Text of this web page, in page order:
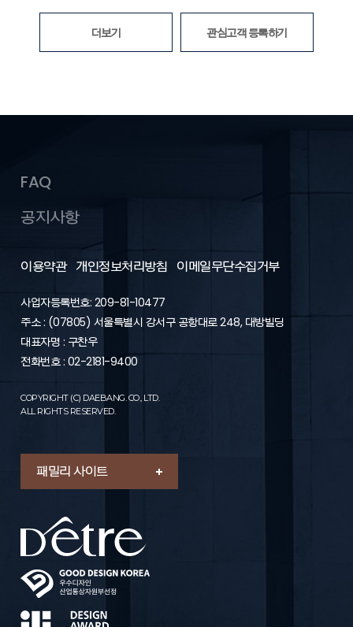
보 형태의 글, 사진, 동영상 및 각종 파일과 링크 등을
- “해지”라 함은 회사 또는 회원이 서비스 개통 이후 이용계약을
해약하는 것을 말합니다.
제5조 (이용신청)
1. “회원”이 되고자 하는 자(이하 “가입신청자”)는 홈페이지 상의
청하여야 합니다.
의하십니까”라는 물음에 “동의”를 누르면, 본 약관에 동의하는 것
으로 간주됩니다.
1. “회사”는 “가입신청자”의 신청에 대하여 “서비스” 이용을 승낙
함을 원칙으로 합니다. 다만, “회사”는 다음 각 호에 해당하는 신
청에 대하여는 승낙을 하지 않거나 사후에 이용계약을
해지할 수 있습니다.
- “가입신청자”가 이 약관에 의하여 이전에 회원자격을 상실한
적이 있는 경우 다만, 회원자격 상실 후 1년이 경과한 자로서 “회
- 실명이 아니거나 타인의 명의를 이용한 경우
- 허위의 정보를 기재하거나, “회사”가 제시하는 내용을 기재하
2. “회원”의 가입 신청을 처리함에 있어 “회사”는 “회원”에게 전문
기관을 통한 실명확인 및 본인인증을 요청할 수 있습니다.
에 해당하는 이용신청에 대하여는 승낙을 유보할 수 있습니다.
- 설비에 여유가 없는 경우
- 기술상 지장이 있는 경우
4. “회사”는 다음 각 호의 1에 해당하는 이용신청에 대하여는 이
를 승낙하지 아니 할 수 있습니다.
- 이름이 실명이 아닌 경우
※ 위의 개인정보 처리 위탁에 대한 동의를 거부할 권리가 있습니다. 동
의 거부 시 대방건설(주)의 서비스가 제한되며, 동의를 해주셔야 서비
더보기 관심고객 등록하기
FAQ
공지사항
이용약관 개인정보처리방침 이메일무단수집거부
사업자등록번호: 209-81-10477
주소 : (07805) 서울특별시 강서구 공항대로 248, 대방빌딩
대표자명 : 구찬우
전화번호 : 02-2181-9400
COPYRIGHT (C) DAEBANG. CO., LTD.
ALL RIGHTS RESERVED.
패밀리 사이트